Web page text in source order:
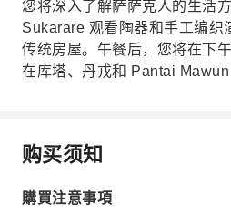
您将深入了解萨萨克人的生活
Sukarare 观看陶器和手工编织
传统房屋。午餐后，您将在下
在库塔、丹戎和 Pantai Mawun
购买须知
購買注意事項